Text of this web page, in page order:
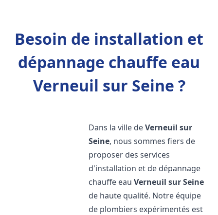
Besoin de installation et
dépannage chauffe eau
Verneuil sur Seine ?
Dans la ville deVerneuil sur
Seine, nous sommes fiers de
proposer des services
d'installation et de dépannage
chauffe eauVerneuil sur Seine
de haute qualité. Notre équipe
de plombiers expérimentés est